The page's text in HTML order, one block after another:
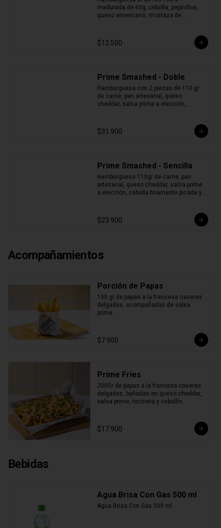
madurada de 60g, cebolla, pepinillos,
queso americano, mostaza de
$12.500
Prime Smashed - Doble
Hamburguesa con 2 piezas de 110 gr
de carne, pan artesanal, queso
cheddar, salsa prime a elección,
$31.900
Prime Smashed - Sencilla
Hamburguesa 110gr de carne, pan
artesanal, queso cheddar, salsa prime
a elección, cebolla finamente picada y
$23.900
Acompañamientos
Porción de Papas
150 gr de papas a la francesa caseras
delgadas, acompañadas de salsa
prime.
$7.900
Prime Fries
200Gr de papas a la francesa caseras
delgadas, bañadas en queso cheddar,
salsa prime, tocineta y cebollín.
$17.900
Bebidas
Agua Brisa Con Gas 500 ml
Agua Brisa Con Gas 500 ml